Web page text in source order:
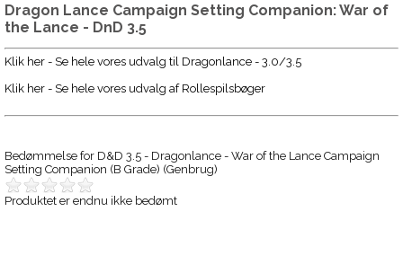
Dragon Lance Campaign Setting Companion: War of
the Lance - DnD 3.5
Klik her - Se hele vores udvalg til Dragonlance - 3.0/3.5
Klik her - Se hele vores udvalg af Rollespilsbøger
Bedømmelse for D&D 3.5 - Dragonlance - War of the Lance Campaign
Setting Companion (B Grade) (Genbrug)
Produktet er endnu ikke bedømt